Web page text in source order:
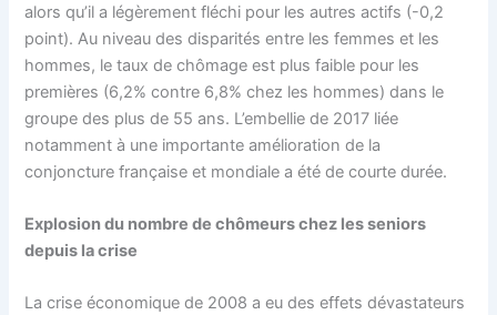
alors qu’il a légèrement fléchi pour les autres actifs (-0,2
point). Au niveau des disparités entre les femmes et les
hommes, le taux de chômage est plus faible pour les
premières (6,2% contre 6,8% chez les hommes) dans le
groupe des plus de 55 ans. L’embellie de 2017 liée
notamment à une importante amélioration de la
conjoncture française et mondiale a été de courte durée.
Explosion du nombre de chômeurs chez les seniors
depuis la crise
La crise économique de 2008 a eu des effets dévastateurs